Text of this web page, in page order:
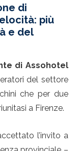
di
più
e del
di Assohotel
del settore
che per due
a Firenze.
l’invito a